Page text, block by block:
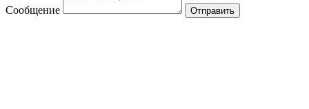
Сообщение Отправить